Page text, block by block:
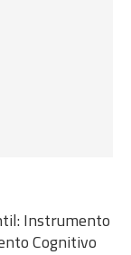
Instrumento
Cognitivo